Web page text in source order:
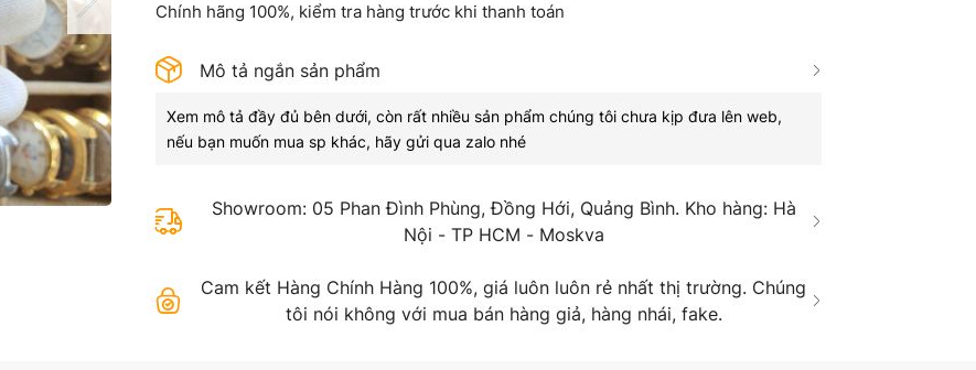
Chính hãng 100%, kiểm tra hàng trước khi thanh toán
Mô tả ngắn sản phẩm
Xem mô tả đầy đủ bên dưới, còn rất nhiều sản phẩm chúng tôi chưa kịp đưa lên web,
nếu bạn muốn mua sp khác, hãy gửi qua zalo nhé
Showroom: 05 Phan Đình Phùng, Đồng Hới, Quảng Bình. Kho hàng: Hà
Nội - TP HCM - Moskva
Cam kết Hàng Chính Hàng 100%, giá luôn luôn rẻ nhất thị trường. Chúng
tôi nói không với mua bán hàng giả, hàng nhái, fake.